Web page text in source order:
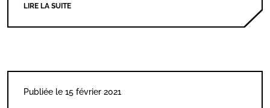
LIRE LA SUITE
Publiée le 15 février 2021